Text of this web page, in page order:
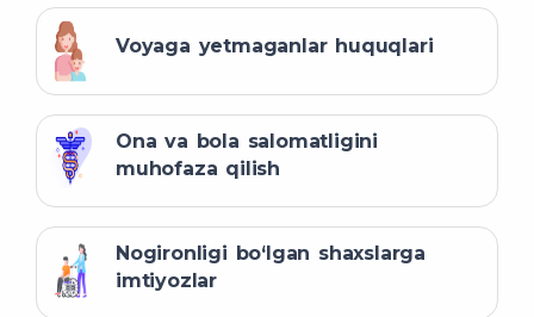
Voyaga yetmaganlar huquqlari
Ona va bola salomatligini
muhofaza qilish
Nogironligi bo‘lgan shaxslarga
imtiyozlar